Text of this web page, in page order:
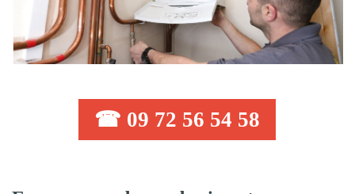
☎ 09 72 56 54 58